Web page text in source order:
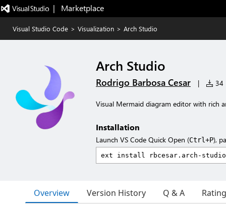
|   Marketplace
Visual Studio Code > Visualization > Arch Studio
Arch Studio
Rodrigo Barbosa Cesar | 34
Visual Mermaid diagram editor with rich
Installation
Launch VS Code Quick Open (Ctrl+P),
Overview Version History Q & A